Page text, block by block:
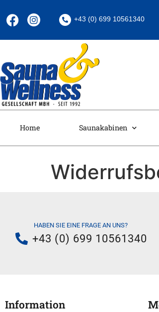
+43 (0) 699 10561340
Home Saunakabinen
HABEN SIE EINE FRAGE AN UNS?
+43 (0) 699 10561340
Information